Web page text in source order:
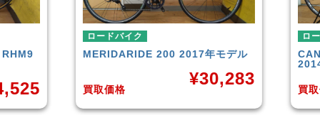
ロードバイク
MERIDARIDE 200 2017年モデル
買取価格
¥30,283
ロー
買取